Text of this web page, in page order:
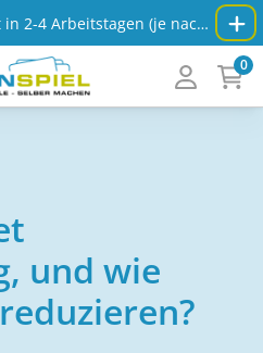
(je nach Spiel & Auflage) - Mehr Infos:
MeinSpiel.de 0
und wie